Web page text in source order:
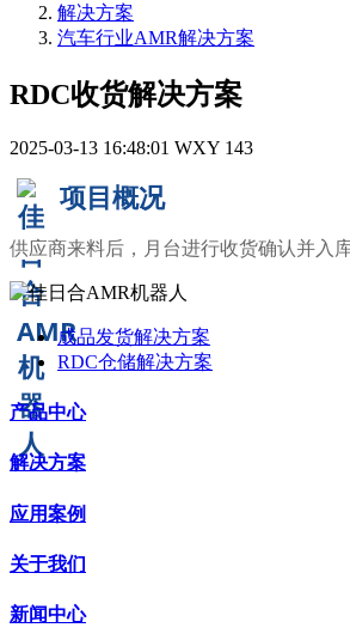
解决方案
汽车行业AMR解决方案
RDC收货解决方案
2025-03-13 16:48:01 WXY 143
项目概况
供应商来料后，月台进行收货确认并入
成品发货解决方案
RDC仓储解决方案
产品中心
解决方案
应用案例
关于我们
新闻中心